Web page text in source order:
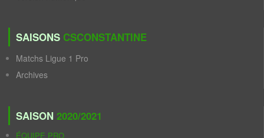
SAISONS CSCONSTANTINE
Matchs Ligue 1 Pro
Archives
SAISON 2020/2021
ÉQUIPE PRO